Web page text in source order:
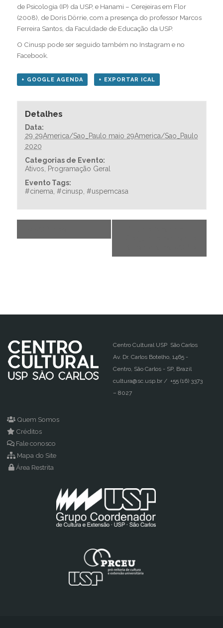
de Psicologia (IP) da USP, e Hanami – Cerejeiras em Flor
(2008), de Doris Dörrie, com a presença do professor Marcos
Ferreira Santos, da Faculdade de Educação da USP.
O Cinusp pode ser seguido também no Instagram e no
Facebook.
+ GOOGLE AGENDA + EXPORTAR ICAL
Detalhes
Data:
29 29America/Sao_Paulo maio 29America/Sao_Paulo
2020
Categorias de Evento:
Ativos
Programação Geral
Evento Tags:
#cinema #cinusp #uspemcasa
Centro Cultural USP São Carlos
Av. Dr. Carlos Botelho, 1465 -
Centro, São Carlos - SP, Brazil
cultura@sc.usp.br / +55 (16) 3373
– 8027
Quem Somos
Créditos
Fale conosco
Mapa do Site
Área Restrita